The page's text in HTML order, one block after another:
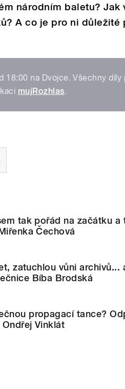
národním baletu? Jak
A co je pro ni důležité
18:00 na Dvojce. Všechny díly
mujRozhlas.
tak pořád na začátku a
Čechová
zatuchlou vůni archivů...
Bíba Brodská
propagací tance?
Vinklát